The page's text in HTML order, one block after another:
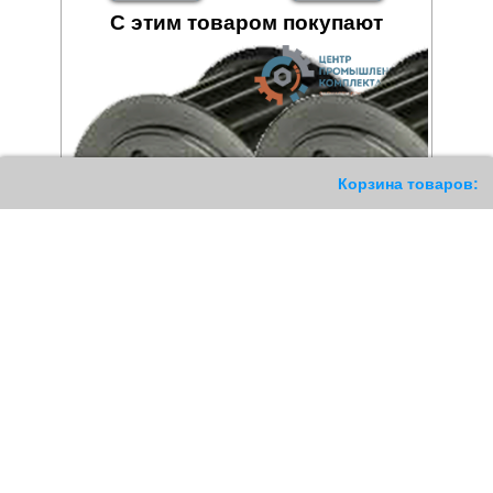
Корзина товаров:
С этим товаром покупают
209